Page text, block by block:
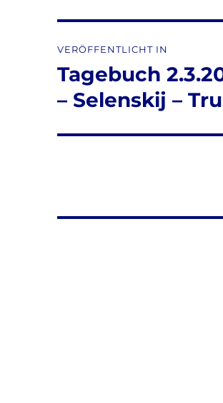
VERÖFFENTLICHT IN
Tagebuch
– Selenskij –